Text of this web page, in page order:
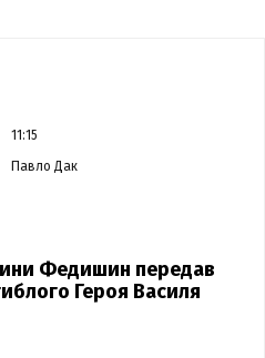
11:15
Павло Дак
Федишин передав
Героя Василя